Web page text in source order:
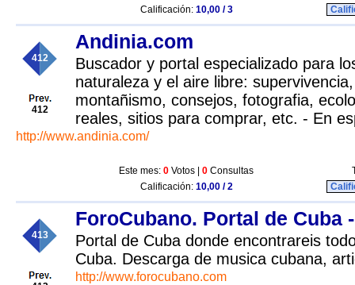
Calificación: 10,00 / 3
412
412
Andinia.com
Buscador y portal especializado para
naturaleza y el aire libre:
montañismo, consejos, fotografia,
reales, sitios para comprar, etc. - En
http://www.andinia.com/
Este mes: 0 Votos | 0 Consultas
Calificación: 10,00 / 2
413
ForoCubano. Portal de Cuba
Portal de Cuba donde encontrareis
Cuba. Descarga de musica cubana,
http://www.forocubano.com